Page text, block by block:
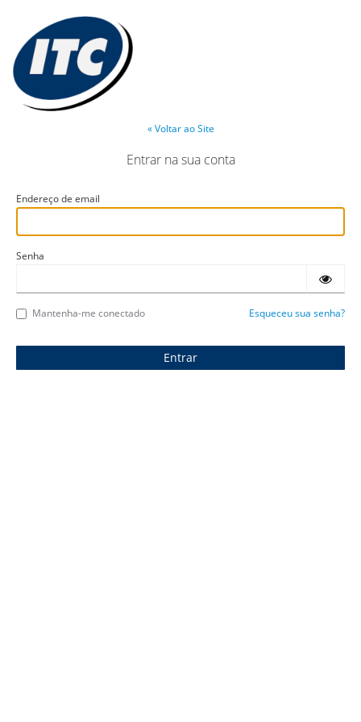
« Voltar ao Site
Entrar na sua conta
Endereço de email
Senha
Mantenha-me conectado Esqueceu sua senha?